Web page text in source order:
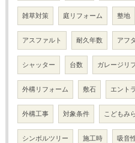
雑草対策 庭リフォーム 整地
アスファルト 耐久年数 アフ
シャッター 台数 ガレージリ
外構リフォーム 敷石 エント
外構工事 対象条件 こどもみ
シンボルツリー 施工時 吸音